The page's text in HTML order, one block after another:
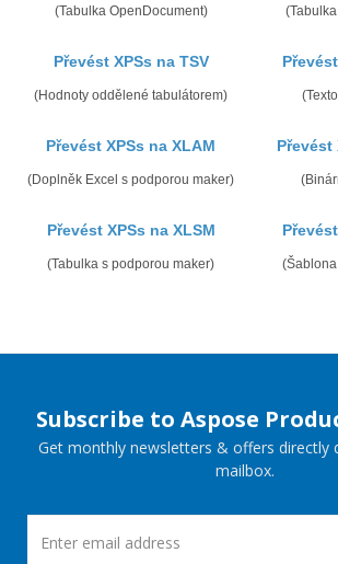
(Tabulka OpenDocument)
Převést XPSs na TSV
(Hodnoty oddělené tabulátorem)
Převést XPSs na XLAM
(Doplněk Excel s podporou maker)
Převést
Převést XPSs na XLSM
(Tabulka s podporou maker)
Subscribe to Aspose
Get monthly newsletters & offers directly
mailbox.